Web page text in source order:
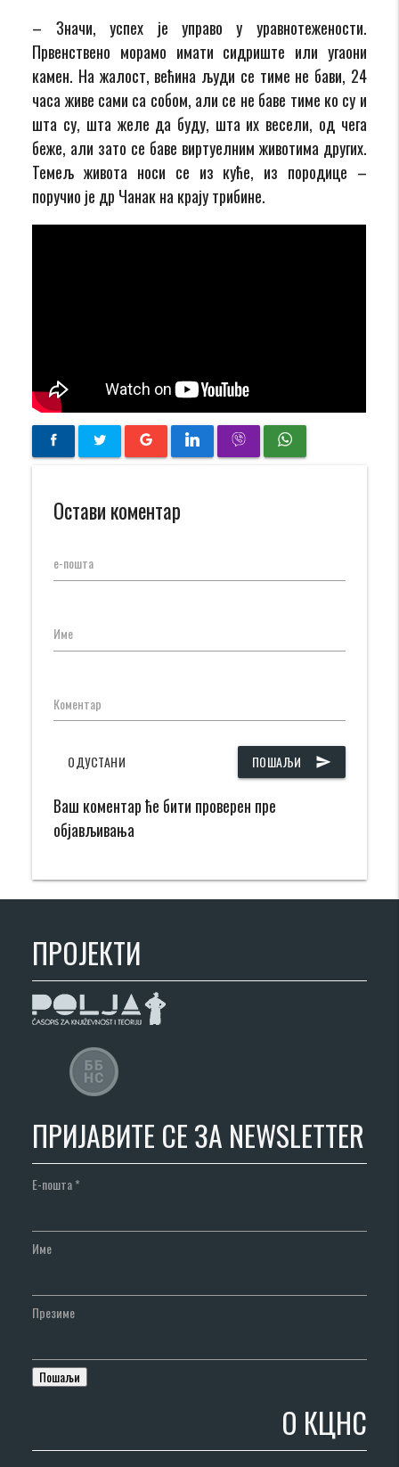
– Значи, успех је управо у уравнотежености.
Првенствено морамо имати сидриште или угаони
камен. На жалост, већина људи се тиме не бави, 24
часа живе сами са собом, али се не баве тиме ко су и
шта су, шта желе да буду, шта их весели, од чега
беже, али зато се баве виртуелним животима других.
Темељ живота носи се из куће, из породице –
поручио је др Чанак на крају трибине.
Остави коментар
е-пошта
Име
Коментар
ПОШАЉИ send
ОДУСТАНИ
Ваш коментар ће бити проверен пре
објављивања
ПРОЈЕКТИ
ПРИЈАВИТЕ СЕ ЗА NEWSLETTER
Е-пошта*
Име
Презиме
О КЦНС